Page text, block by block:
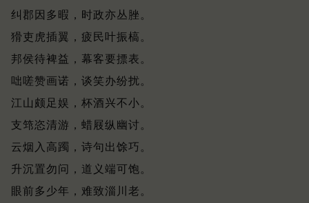
纠郡因多暇，时政亦丛脞。
猾吏虎插翼，疲民叶振槁。
邦侯待裨益，幕客要摽表。
咄嗟赞画诺，谈笑办纷扰。
江山颇足娱，杯酒兴不小。
支筇恣清游，蜡屐纵幽讨。
云烟入高躅，诗句出馀巧。
升沉置勿问，道义端可饱。
眼前多少年，难致淄川老。